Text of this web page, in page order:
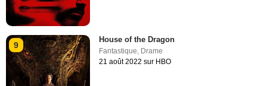
9
House of the Dragon
Fantastique, Drame
21 août 2022 sur HBO